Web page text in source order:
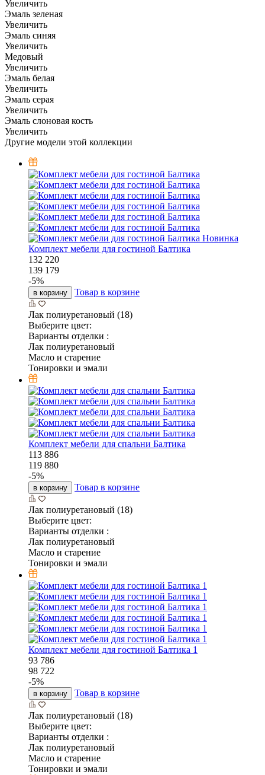
Увеличить
Эмаль зеленая
Увеличить
Эмаль синяя
Увеличить
Медовый
Увеличить
Эмаль белая
Увеличить
Эмаль серая
Увеличить
Эмаль слоновая кость
Увеличить
Другие модели этой коллекции
Новинка
Комплект мебели для гостиной Балтика
132 220
139 179
-5%
в корзину Товар в корзине
Лак полиуретановый (18)
Выберите цвет:
Варианты отделки :
Лак полиуретановый
Масло и старение
Тонировки и эмали
Комплект мебели для спальни Балтика
113 886
119 880
-5%
в корзину Товар в корзине
Лак полиуретановый (18)
Выберите цвет:
Варианты отделки :
Лак полиуретановый
Масло и старение
Тонировки и эмали
Комплект мебели для гостиной Балтика 1
93 786
98 722
-5%
в корзину Товар в корзине
Лак полиуретановый (18)
Выберите цвет:
Варианты отделки :
Лак полиуретановый
Масло и старение
Тонировки и эмали